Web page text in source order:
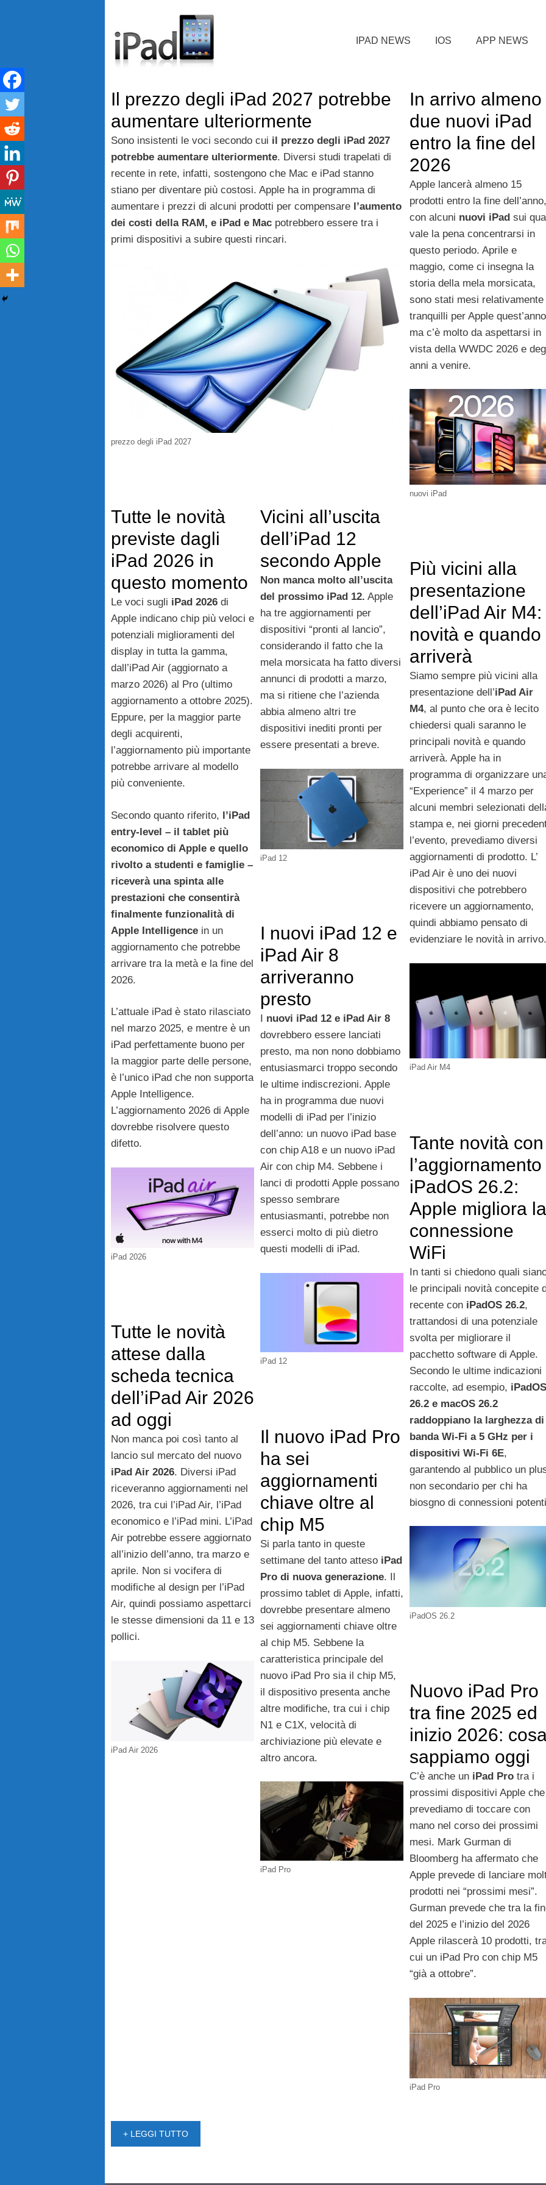
IPAD NEWS IOS APP NEWS
Il prezzo degli iPad 2027 potrebbe
aumentare ulteriormente
Sono insistenti le voci secondo cui il prezzo degli iPad 2027
potrebbe aumentare ulteriormente. Diversi studi trapelati di
recente in rete, infatti, sostengono che Mac e iPad stanno
stiano per diventare più costosi. Apple ha in programma di
aumentare i prezzi di alcuni prodotti per compensare l’aumento
dei costi della RAM, e iPad e Mac potrebbero essere tra i
primi dispositivi a subire questi rincari.
prezzo degli iPad 2027
In arrivo almeno
due nuovi iPad
entro la fine del
2026
Apple lancerà almeno 15
prodotti entro la fine dell’anno,
con alcuni nuovi iPadsui
vale la pena concentrarsi in
questo periodo. Aprile e
maggio, come ci insegna la
storia della mela morsicata,
sono stati mesi relativamente
tranquilli per Apple
ma c’è molto da aspettarsi in
vista della WWDC 2026 e
anni a venire.
nuovi iPad
Tutte le novità
previste dagli
iPad 2026 in
questo momento
Le voci sugli iPad 2026 di
Apple indicano chip più veloci e
potenziali miglioramenti del
display in tutta la gamma,
dall’iPad Air (aggiornato a
marzo 2026) al Pro (ultimo
aggiornamento a ottobre 2025).
Eppure, per la maggior parte
degli acquirenti,
l’aggiornamento più importante
potrebbe arrivare al modello
più conveniente.
Secondo quanto riferito, l’iPad
entry-level – il tablet più
economico di Apple e quello
rivolto a studenti e famiglie –
riceverà una spinta alle
prestazioni che consentirà
finalmente funzionalità di
Apple Intelligence in un
aggiornamento che potrebbe
arrivare tra la metà e la fine del
2026.
L’attuale iPad è stato rilasciato
nel marzo 2025, e mentre è un
iPad perfettamente buono per
la maggior parte delle persone,
è l’unico iPad che non supporta
Apple Intelligence.
L’aggiornamento 2026 di Apple
dovrebbe risolvere questo
difetto.
iPad 2026
Vicini all’uscita
dell’iPad 12
secondo Apple
Non manca molto all’uscita
del prossimo iPad 12. Apple
ha tre aggiornamenti per
dispositivi “pronti al lancio”,
considerando il fatto che la
mela morsicata ha fatto diversi
annunci di prodotti a marzo,
ma si ritiene che l’azienda
abbia almeno altri tre
dispositivi inediti pronti per
essere presentati a breve.
iPad 12
Più vicini alla
presentazione
dell’iPad Air M4:
novità e quando
arriverà
Siamo sempre più vicini alla
presentazione dell’iPad Air
M4, al punto che ora è lecito
chiedersi quali saranno le
principali novità e quando
arriverà. Apple ha in
programma di organizzare
“Experience” il 4 marzo per
alcuni membri selezionati
stampa e, nei giorni
l’evento, prevediamo diversi
aggiornamenti di prodotto. L’
iPad Air è uno dei nuovi
dispositivi che potrebbero
ricevere un aggiornamento,
quindi abbiamo pensato di
evidenziare le novità in arrivo.
iPad Air M4
I nuovi iPad 12 e
iPad Air 8
arriveranno
presto
nuovi iPad 12 e iPad Air 8
dovrebbero essere lanciati
presto, ma non nono dobbiamo
entusiasmarci troppo secondo
le ultime indiscrezioni. Apple
ha in programma due nuovi
modelli di iPad per l’inizio
dell’anno: un nuovo iPad base
con chip A18 e un nuovo iPad
Air con chip M4. Sebbene i
lanci di prodotti Apple possano
spesso sembrare
entusiasmanti, potrebbe non
esserci molto di più dietro
questi modelli di iPad.
iPad 12
Tante novità con
l’aggiornamento
iPadOS 26.2:
Apple migliora la
connessione
WiFi
In tanti si chiedono quali
le principali novità concepite
recente con iPadOS 26.2,
trattandosi di una potenziale
svolta per migliorare il
pacchetto software di Apple.
Secondo le ultime indicazioni
raccolte, ad esempio, iPadOS
26.2 e macOS 26.2
raddoppiano la larghezza di
banda Wi-Fi a 5 GHz per i
dispositivi Wi-Fi 6E,
garantendo al pubblico un
non secondario per chi ha
biosgno di connessioni
iPadOS 26.2
Tutte le novità
attese dalla
scheda tecnica
dell’iPad Air 2026
ad oggi
Non manca poi così tanto al
lancio sul mercato del nuovo
iPad Air 2026. Diversi iPad
riceveranno aggiornamenti nel
2026, tra cui l’iPad Air, l’iPad
economico e l’iPad mini. L’iPad
Air potrebbe essere aggiornato
all’inizio dell’anno, tra marzo e
aprile. Non si vocifera di
modifiche al design per l’iPad
Air, quindi possiamo aspettarci
le stesse dimensioni da 11 e 13
pollici.
iPad Air 2026
Il nuovo iPad Pro
ha sei
aggiornamenti
chiave oltre al
chip M5
Si parla tanto in queste
settimane del tanto attesoiPad
Pro di nuova generazione. Il
prossimo tablet di Apple, infatti,
dovrebbe presentare almeno
sei aggiornamenti chiave oltre
al chip M5. Sebbene la
caratteristica principale del
nuovo iPad Pro sia il chip M5,
il dispositivo presenta anche
altre modifiche, tra cui i chip
N1 e C1X, velocità di
archiviazione più elevate e
altro ancora.
iPad Pro
Nuovo iPad Pro
tra fine 2025 ed
inizio 2026:
sappiamo oggi
C’è anche un iPad Protra i
prossimi dispositivi Apple che
prevediamo di toccare con
mano nel corso dei prossimi
mesi. Mark Gurman di
Bloomberg ha affermato che
Apple prevede di lanciare
prodotti nei “prossimi mesi”.
Gurman prevede che tra la
del 2025 e l’inizio del 2026
Apple rilascerà 10 prodotti,
cui un iPad Pro con chip M5
“già a ottobre”.
iPad Pro
+ LEGGI TUTTO